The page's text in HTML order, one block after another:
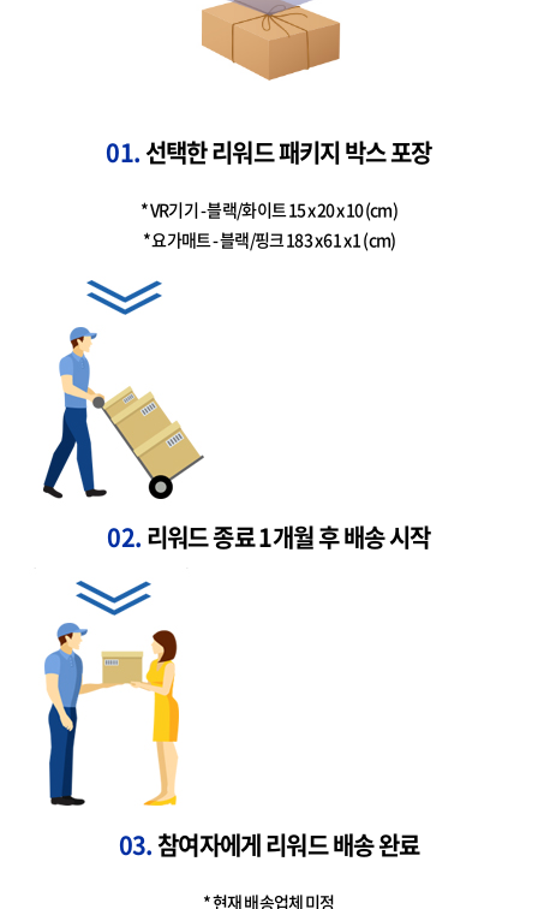
01. 선택한 리워드 패키지 박스 포장
* VR기기 - 블랙/화이트 15 x 20 x 10 (cm)
* 요가매트 - 블랙/핑크 183 x 61 x 1 (cm)
02. 리워드 종료 1개월 후 배송 시작
03. 참여자에게 리워드 배송 완료
* 현재 배송업체 미정